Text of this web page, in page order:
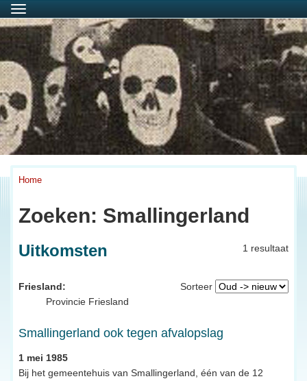
Menu
Home
Zoeken: Smallingerland
1 resultaat
Uitkomsten
Sorteer
Friesland:
Provincie Friesland
Smallingerland ook tegen afvalopslag
1 mei 1985
Bij het gemeentehuis van Smallingerland, één van de 12